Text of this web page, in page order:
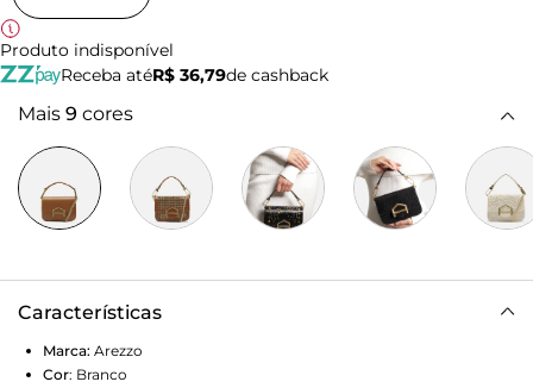
Produto indisponível
Receba atéR$ 36,79de cashback
Mais 9 cores
Características
Marca: Arezzo
Cor: Branco